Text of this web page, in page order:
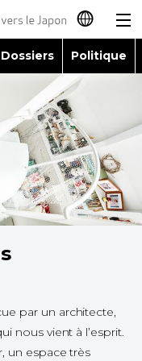
日本語
English
简体字
繁體字
Español
Русский
Dossiers Politique
par un architecte,
nous vient à l’esprit.
un espace très